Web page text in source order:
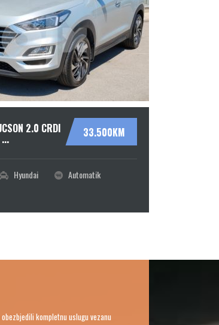
33.500KM
2.0 CRDI
Hyundai
Automatik
kompletnu uslugu vezanu